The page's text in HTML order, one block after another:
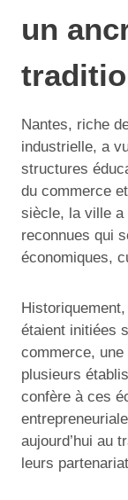
un
Nantes, riche
industrielle, a
structures
du commerce
siècle, la ville a
reconnues qui
économiques,
étaient initiées
commerce,
plusieurs
confère à ces
aujourd’hui au
leurs